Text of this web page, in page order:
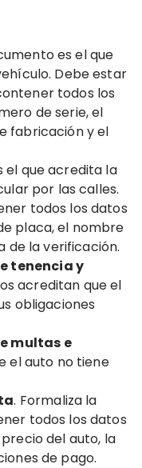
es el que
Debe estar
todos los
de serie, el
fabricación y el
el que acredita la
por las calles.
todos los datos
placa, el nombre
de la verificación.
tenencia y
acreditan que el
obligaciones
multas e
el auto no tiene
. Formaliza la
todos los datos
del auto, la
de pago.